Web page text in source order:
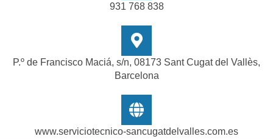
931 768 838
P.º de Francisco Maciá, s/n, 08173 Sant Cugat del Vallès,
Barcelona
www.serviciotecnico-sancugatdelvalles.com.es